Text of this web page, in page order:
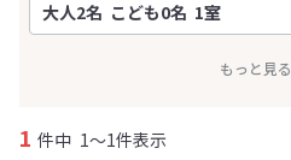
もっと見る
1 件中 1～1件表示